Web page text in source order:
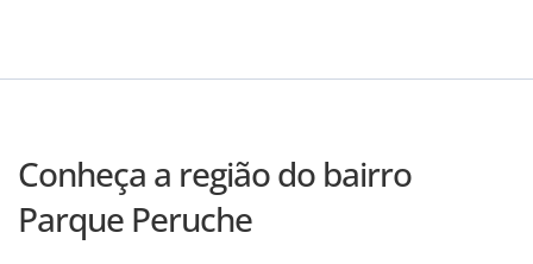
Conheça a região do bairro
Parque Peruche